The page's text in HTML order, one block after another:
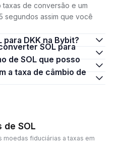
de conversão e um
segundos assim que você
para DKK na Bybit?
de SOL
moedas fiduciárias a taxas em